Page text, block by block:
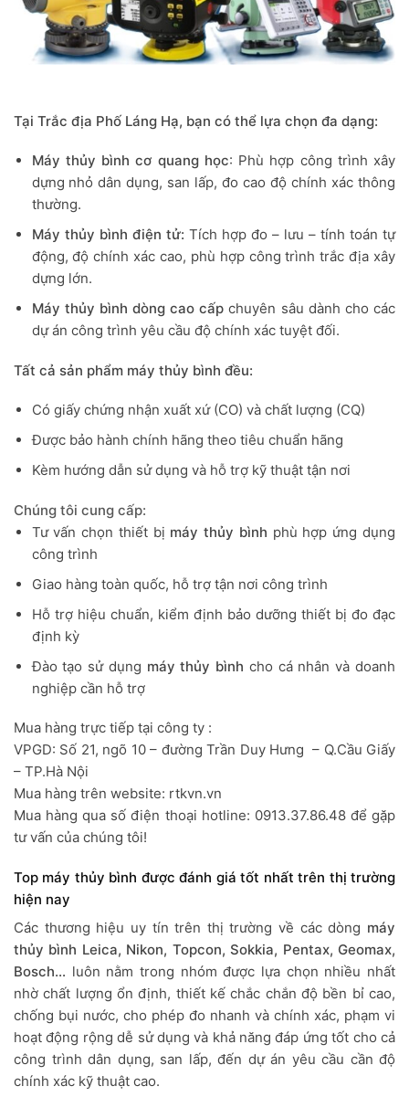
Tại Trắc địa Phố Láng Hạ, bạn có thể lựa chọn đa dạng:
Máy thủy bình cơ quang học: Phù hợp công trình xây
dựng nhỏ dân dụng, san lấp, đo cao độ chính xác thông
thường.
Máy thủy bình điện tử: Tích hợp đo – lưu – tính toán tự
động, độ chính xác cao, phù hợp công trình trắc địa xây
dựng lớn.
Máy thủy bình dòng cao cấp chuyên sâu dành cho các
dự án công trình yêu cầu độ chính xác tuyệt đối.
Tất cả sản phẩm máy thủy bình đều:
Có giấy chứng nhận xuất xứ (CO) và chất lượng (CQ)
Được bảo hành chính hãng theo tiêu chuẩn hãng
Kèm hướng dẫn sử dụng và hỗ trợ kỹ thuật tận nơi
Chúng tôi cung cấp:
Tư vấn chọn thiết bị máy thủy bình phù hợp ứng dụng
công trình
Giao hàng toàn quốc, hỗ trợ tận nơi công trình
Hỗ trợ hiệu chuẩn, kiểm định bảo dưỡng thiết bị đo đạc
định kỳ
Đào tạo sử dụng máy thủy bình cho cá nhân và doanh
nghiệp cần hỗ trợ
Mua hàng trực tiếp tại công ty :
VPGD: Số 21, ngõ 10 – đường Trần Duy Hưng – Q.Cầu Giấy
– TP.Hà Nội
Mua hàng trên website: rtkvn.vn
Mua hàng qua số điện thoại hotline: 0913.37.86.48 để gặp
tư vấn của chúng tôi!
Top máy thủy bình được đánh giá tốt nhất trên thị trường
hiện nay
Các thương hiệu uy tín trên thị trường về các dòng máy
thủy bình Leica, Nikon, Topcon, Sokkia, Pentax, Geomax,
Bosch… luôn nằm trong nhóm được lựa chọn nhiều nhất
nhờ chất lượng ổn định, thiết kế chắc chắn độ bền bỉ cao,
chống bụi nước, cho phép đo nhanh và chính xác, phạm vi
hoạt động rộng dễ sử dụng và khả năng đáp ứng tốt cho cả
công trình dân dụng, san lấp, đến dự án yêu cầu cần độ
chính xác kỹ thuật cao.